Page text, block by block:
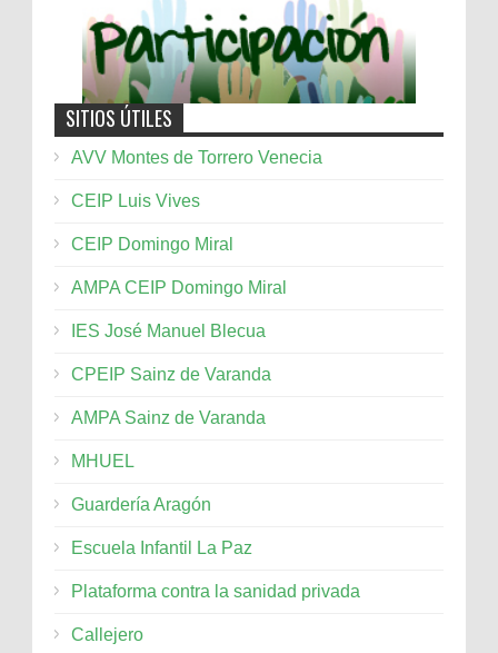
SITIOS ÚTILES
AVV Montes de Torrero Venecia
CEIP Luis Vives
CEIP Domingo Miral
AMPA CEIP Domingo Miral
IES José Manuel Blecua
CPEIP Sainz de Varanda
AMPA Sainz de Varanda
MHUEL
Guardería Aragón
Escuela Infantil La Paz
Plataforma contra la sanidad privada
Callejero